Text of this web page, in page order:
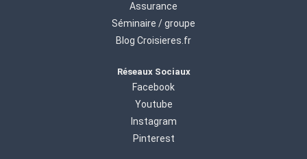
Assurance
Séminaire / groupe
Blog Croisieres.fr
Réseaux Sociaux
Facebook
Youtube
Instagram
Pinterest